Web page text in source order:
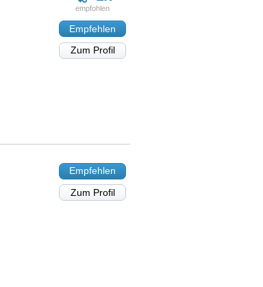
Empfehlen
Zum Profil
Empfehlen
Zum Profil